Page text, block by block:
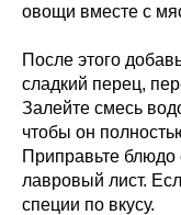
овощи вместе с
После этого
сладкий перец,
Залейте смесь
чтобы он
Приправьте
лавровый лист.
специи по вкусу.